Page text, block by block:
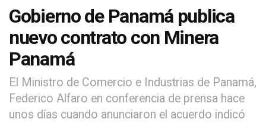
Gobierno de Panamá publica
nuevo contrato con Minera
Panamá
El Ministro de Comercio e Industrias de Panamá,
Federico Alfaro en conferencia de prensa hace
unos días cuando anunciaron el acuerdo indicó